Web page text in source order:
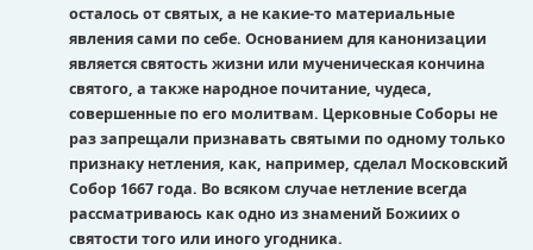
осталось от святых, а не какие-то материальные
явления сами по себе. Основанием для канонизации
является святость жизни или мученическая кончина
святого, а также народное почитание, чудеса,
совершенные по его молитвам. Церковные Соборы не
раз запрещали признавать святыми по одному только
признаку нетления, как, например, сделал Московский
Собор 1667 года. Во всяком случае нетление всегда
рассматриваюсь как одно из знамений Божиих о
святости того или иного угодника.